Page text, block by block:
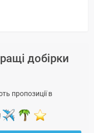
добірки
пропозиції в